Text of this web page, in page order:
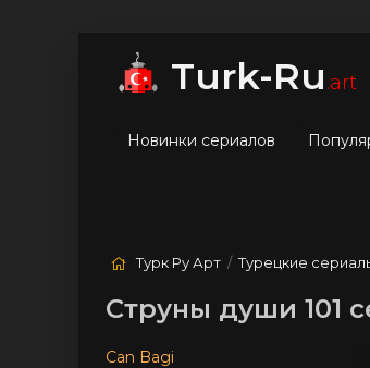
Turk-Ru.art
Новинки сериалов
Турк Ру Арт /Турецкие
Струны души 101
Can Bagi